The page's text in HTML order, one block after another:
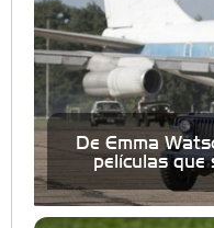
De Emma
películas